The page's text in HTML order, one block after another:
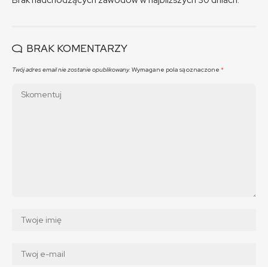
BRAK KOMENTARZY
Twój adres email nie zostanie opublikowany. Wymagane pola są oznaczone *